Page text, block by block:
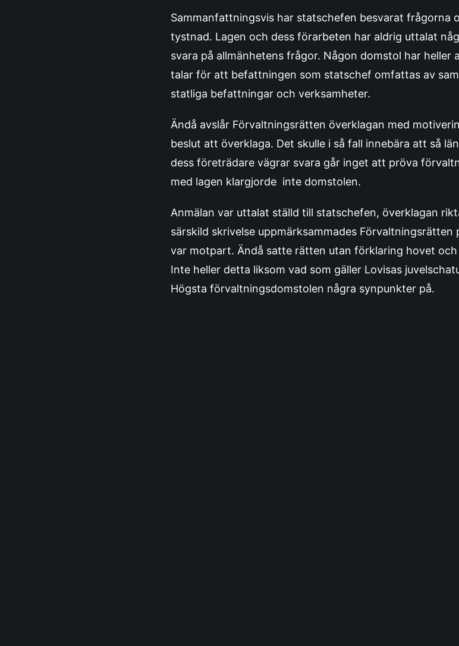
Sammanfattningsvis har statschefen besvarat frågorna
tystnad. Lagen och dess förarbeten har aldrig uttalat
svara på allmänhetens frågor. Någon domstol har heller
talar för att befattningen som statschef omfattas av
statliga befattningar och verksamheter.
Ändå avslår Förvaltningsrätten överklagan med
beslut att överklaga. Det skulle i så fall innebära att så
dess företrädare vägrar svara går inget att pröva
med lagen klargjorde inte domstolen.
Anmälan var uttalat ställd till statschefen, överklagan
särskild skrivelse uppmärksammades
var motpart. Ändå satte rätten utan förklaring hovet
Inte heller detta liksom vad som gäller Lovisas
Högsta förvaltningsdomstolen några synpunkter på.